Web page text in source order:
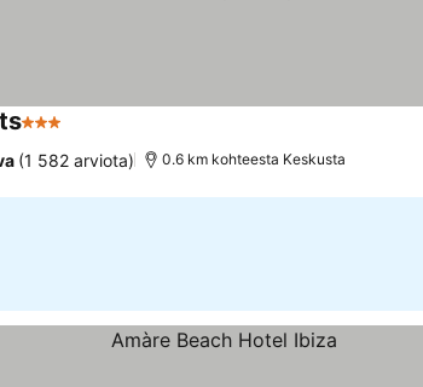
3 Tähtiluokitus
(1 582 arviota) 0.6 km kohteesta Keskusta